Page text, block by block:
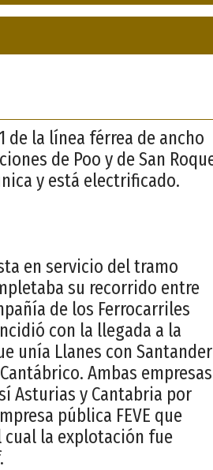
de la línea férrea de ancho
de Poo y de San
y está electrificado.
en servicio del tramo
su recorrido entre
de los Ferrocarriles
con la llegada a la
unía Llanes con
Ambas empresas
Asturias y Cantabria por
pública FEVE que
cual la explotación fue